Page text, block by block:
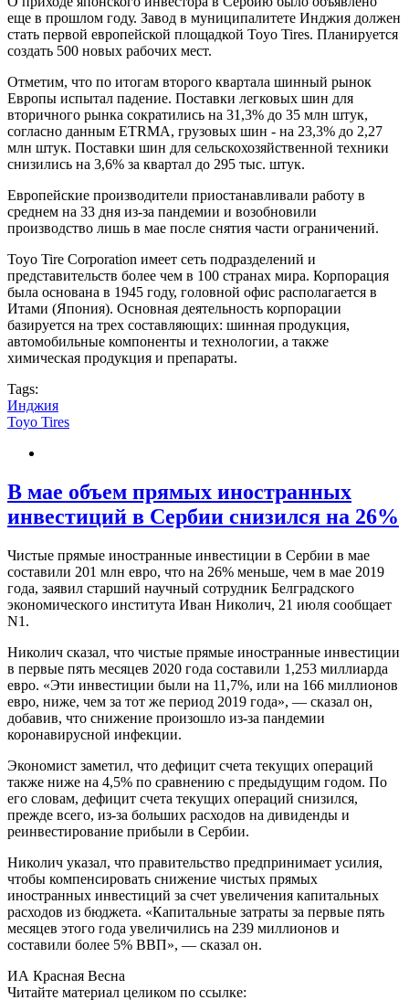
еще в прошлом году. Завод в муниципалитете Инджия должен
стать первой европейской площадкой Toyo Tires. Планируется
создать 500 новых рабочих мест.
Отметим, что по итогам второго квартала шинный рынок
Европы испытал падение. Поставки легковых шин для
вторичного рынка сократились на 31,3% до 35 млн штук,
согласно данным ETRMA, грузовых шин - на 23,3% до 2,27
млн штук. Поставки шин для сельскохозяйственной техники
снизились на 3,6% за квартал до 295 тыс. штук.
Европейские производители приостанавливали работу в
среднем на 33 дня из-за пандемии и возобновили
производство лишь в мае после снятия части ограничений.
Toyo Tire Corporation имеет сеть подразделений и
представительств более чем в 100 странах мира. Корпорация
была основана в 1945 году, головной офис располагается в
Итами (Япония). Основная деятельность корпорации
базируется на трех составляющих: шинная продукция,
автомобильные компоненты и технологии, а также
химическая продукция и препараты.
Tags:
Инджия
Toyo Tires
В мае объем прямых иностранных
инвестиций в Сербии снизился на 26%
Чистые прямые иностранные инвестиции в Сербии в мае
составили 201 млн евро, что на 26% меньше, чем в мае 2019
года, заявил старший научный сотрудник Белградского
экономического института Иван Николич, 21 июля сообщает
N1.
Николич сказал, что чистые прямые иностранные инвестиции
в первые пять месяцев 2020 года составили 1,253 миллиарда
евро. «Эти инвестиции были на 11,7%, или на 166 миллионов
евро, ниже, чем за тот же период 2019 года», — сказал он,
добавив, что снижение произошло из-за пандемии
коронавирусной инфекции.
Экономист заметил, что дефицит счета текущих операций
также ниже на 4,5% по сравнению с предыдущим годом. По
его словам, дефицит счета текущих операций снизился,
прежде всего, из-за больших расходов на дивиденды и
реинвестирование прибыли в Сербии.
Николич указал, что правительство предпринимает усилия,
чтобы компенсировать снижение чистых прямых
иностранных инвестиций за счет увеличения капитальных
расходов из бюджета. «Капитальные затраты за первые пять
месяцев этого года увеличились на 239 миллионов и
составили более 5% ВВП», — сказал он.
ИА Красная Весна
Читайте материал целиком по ссылке: